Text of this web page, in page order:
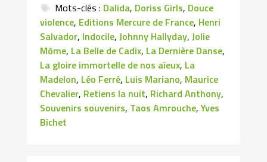
Mots-clés : Dalida, Doriss Girls, Douce
violence, Editions Mercure de France, Henri
Salvador, Indocile,Johnny Hallyday,Jolie
Môme, La Belle de Cadix, La Dernière Danse,
La gloire immortelle de nos aïeux, La
Madelon, Léo Ferré, Luis Mariano, Maurice
Chevalier, Retiens la nuit, Richard Anthony,
Souvenirs souvenirs, Taos Amrouche,Yves
Bichet